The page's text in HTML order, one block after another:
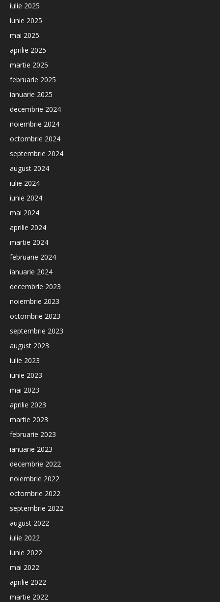
iulie 2025
iunie 2025
mai 2025
aprilie 2025
martie 2025
februarie 2025
ianuarie 2025
decembrie 2024
noiembrie 2024
octombrie 2024
septembrie 2024
august 2024
iulie 2024
iunie 2024
mai 2024
aprilie 2024
martie 2024
februarie 2024
ianuarie 2024
decembrie 2023
noiembrie 2023
octombrie 2023
septembrie 2023
august 2023
iulie 2023
iunie 2023
mai 2023
aprilie 2023
martie 2023
februarie 2023
ianuarie 2023
decembrie 2022
noiembrie 2022
octombrie 2022
septembrie 2022
august 2022
iulie 2022
iunie 2022
mai 2022
aprilie 2022
martie 2022